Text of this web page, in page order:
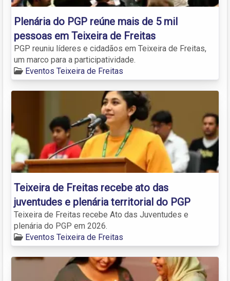
Plenária do PGP reúne mais de 5 mil
pessoas em Teixeira de Freitas
PGP reuniu líderes e cidadãos em Teixeira de Freitas,
um marco para a participatividade.
Eventos Teixeira de Freitas
Teixeira de Freitas recebe ato das
juventudes e plenária territorial do PGP
Teixeira de Freitas recebe Ato das Juventudes e
plenária do PGP em 2026.
Eventos Teixeira de Freitas